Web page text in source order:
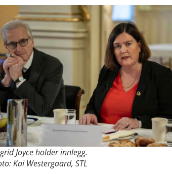
Joyce holder innlegg.
Kai Westergaard, STL